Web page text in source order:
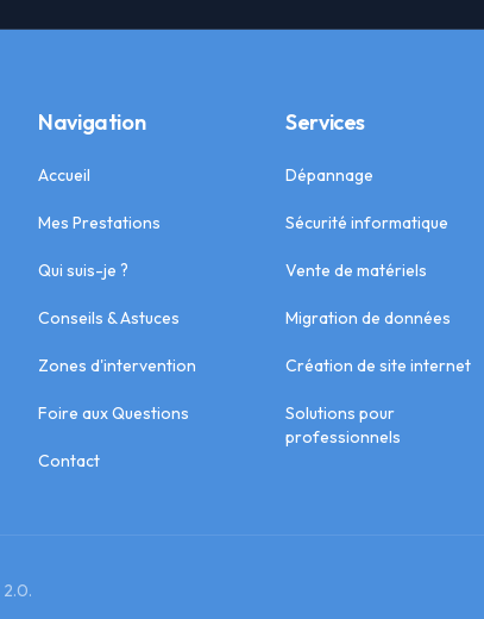
Navigation
Accueil
Mes Prestations
Qui suis-je ?
Conseils & Astuces
Zones d'intervention
Foire aux Questions
Contact
Services
Dépannage
Sécurité informatique
Vente de matériels
Migration de données
Création de site internet
Solutions pour
professionnels